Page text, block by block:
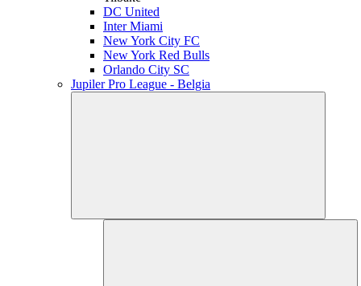
DC United
Inter Miami
New York City FC
New York Red Bulls
Orlando City SC
Jupiler Pro League - Belgia